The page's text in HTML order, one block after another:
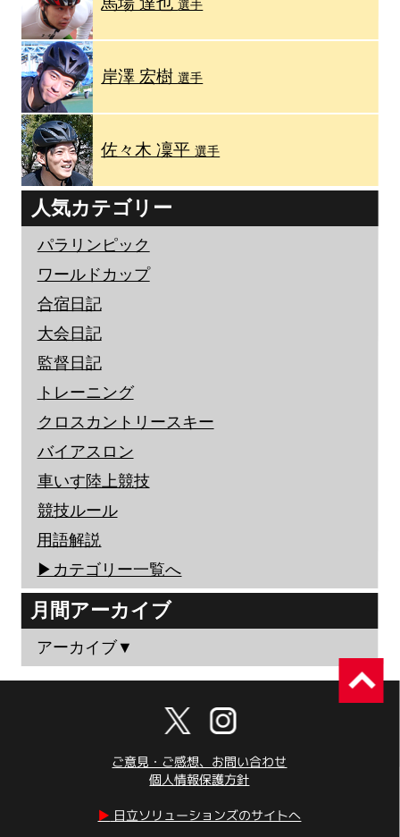
選手
岸澤 宏樹選手
佐々木 凜平選手
人気カテゴリー
パラリンピック
ワールドカップ
合宿日記
大会日記
監督日記
トレーニング
クロスカントリースキー
バイアスロン
車いす陸上競技
競技ルール
用語解説
▶︎カテゴリー一覧へ
月間アーカイブ
アーカイブ▼
ご意見・ご感想、お問い合わせ
個人情報保護方針
▶︎ 日立ソリューションズのサイトへ